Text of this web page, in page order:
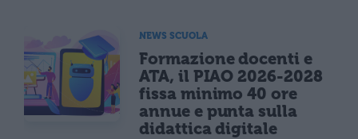
NEWS SCUOLA
Formazione docenti e
ATA, il PIAO 2026-2028
fissa minimo 40 ore
annue e punta sulla
didattica digitale